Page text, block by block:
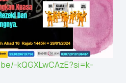
kQGXLwCAzE?si=k-